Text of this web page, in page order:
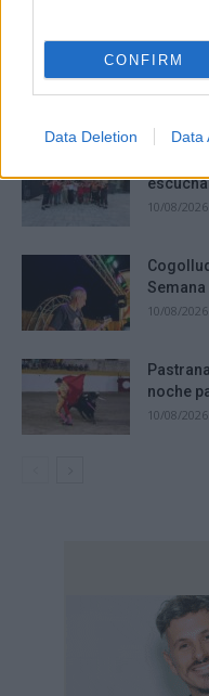
CONFIRM
Data Deletion Data
La
millones
10/08/2026
10/08/2026
noche
10/08/2026